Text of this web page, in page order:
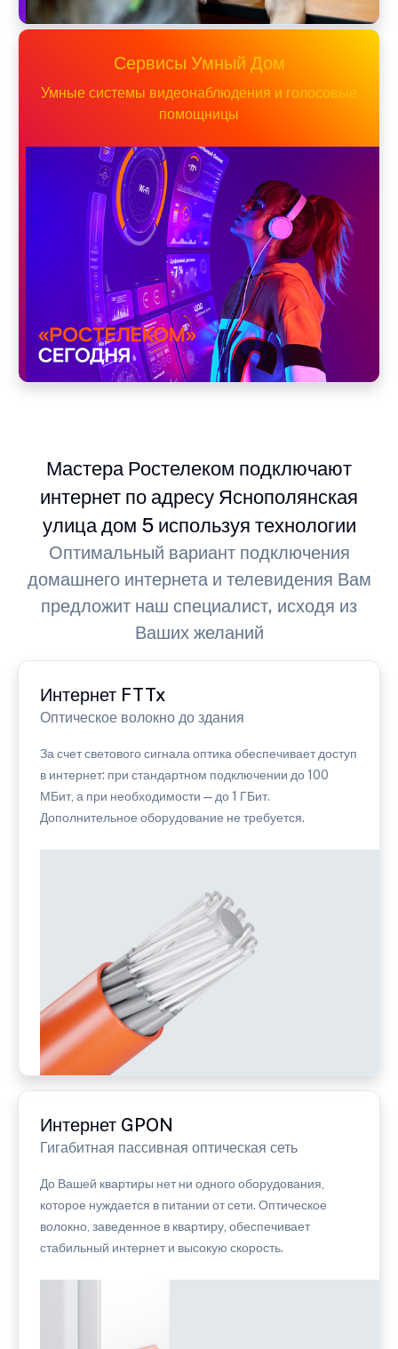
Сервисы Умный Дом
Умные системы видеонаблюдения и голосовые
помощницы
Мастера Ростелеком подключают
интернет по адресу Яснополянская
улица дом 5 используя технологии
Оптимальный вариант подключения
домашнего интернета и телевидения Вам
предложит наш специалист, исходя из
Ваших желаний
Интернет FTTx
Оптическое волокно до здания
За счет светового сигнала оптика обеспечивает доступ
в интернет: при стандартном подключении до 100
МБит, а при необходимости — до 1 ГБит.
Дополнительное оборудование не требуется.
Интернет GPON
Гигабитная пассивная оптическая сеть
До Вашей квартиры нет ни одного оборудования,
которое нуждается в питании от сети. Оптическое
волокно, заведенное в квартиру, обеспечивает
стабильный интернет и высокую скорость.